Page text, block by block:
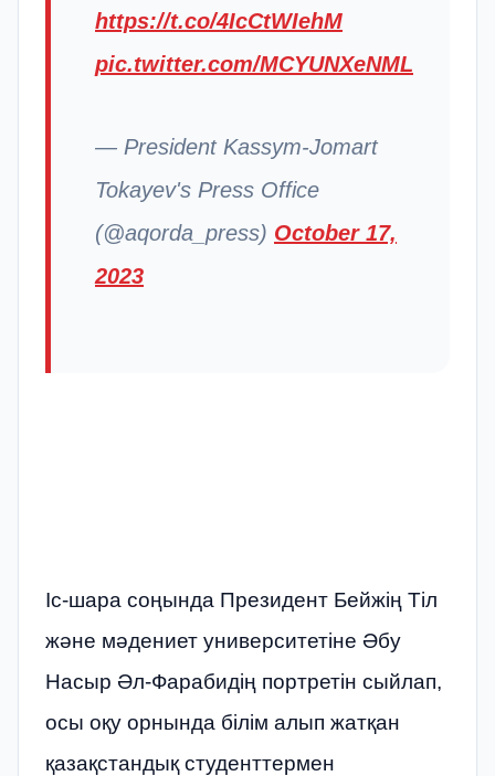
https://t.co/4IcCtWIehM
pic.twitter.com/MCYUNXeNML
— President Kassym-Jomart
Tokayev's Press Office
(@aqorda_press) October 17,
2023
Іс-шара соңында Президент Бейжің Тіл
және мәдениет университетіне Әбу
Насыр Әл-Фарабидің портретін сыйлап,
осы оқу орнында білім алып жатқан
қазақстандық студенттермен